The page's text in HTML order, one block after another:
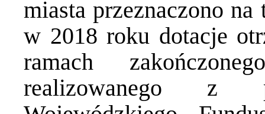
miasta przeznaczono
w 2018 roku dotacje
ramach
realizowanego z